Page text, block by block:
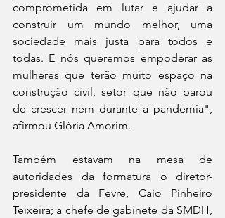
comprometida em lutar e ajudar a
construir um mundo melhor, uma
sociedade mais justa para todos e
todas. E nós queremos empoderar as
mulheres que terão muito espaço na
construção civil, setor que não parou
de crescer nem durante a pandemia",
afirmou Glória Amorim.
Também estavam na mesa de
autoridades da formatura o diretor-
presidente da Fevre, Caio Pinheiro
Teixeira; a chefe de gabinete da SMDH,